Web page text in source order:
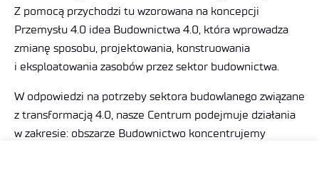
Z pomocą przychodzi tu wzorowana na koncepcji
Przemysłu 4.0 idea Budownictwa 4.0, która wprowadza
zmianę sposobu, projektowania, konstruowania
i eksploatowania zasobów przez sektor budownictwa.
W odpowiedzi na potrzeby sektora budowlanego związane
z transformacją 4.0, nasze Centrum podejmuje działania
w zakresie: obszarze Budownictwo koncentrujemy